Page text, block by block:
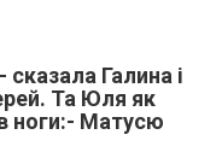
Галина і
Та Юля як
ноги:- Матусю